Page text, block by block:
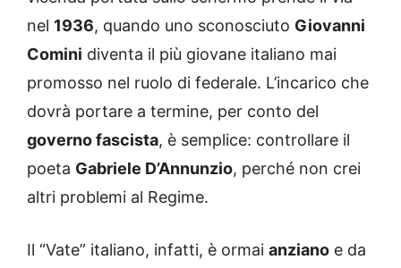
nel 1936, quando uno sconosciuto Giovanni
Comini diventa il più giovane italiano mai
promosso nel ruolo di federale. L’incarico che
dovrà portare a termine, per conto del
governo fascista, è semplice: controllare il
poeta Gabriele D’Annunzio, perché non crei
altri problemi al Regime.
Il “Vate” italiano, infatti, è ormai anziano e da